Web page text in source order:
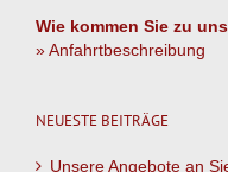
Wie kommen Sie zu
» Anfahrtbeschreibung
NEUESTE BEITRÄGE
Unsere Angebote an